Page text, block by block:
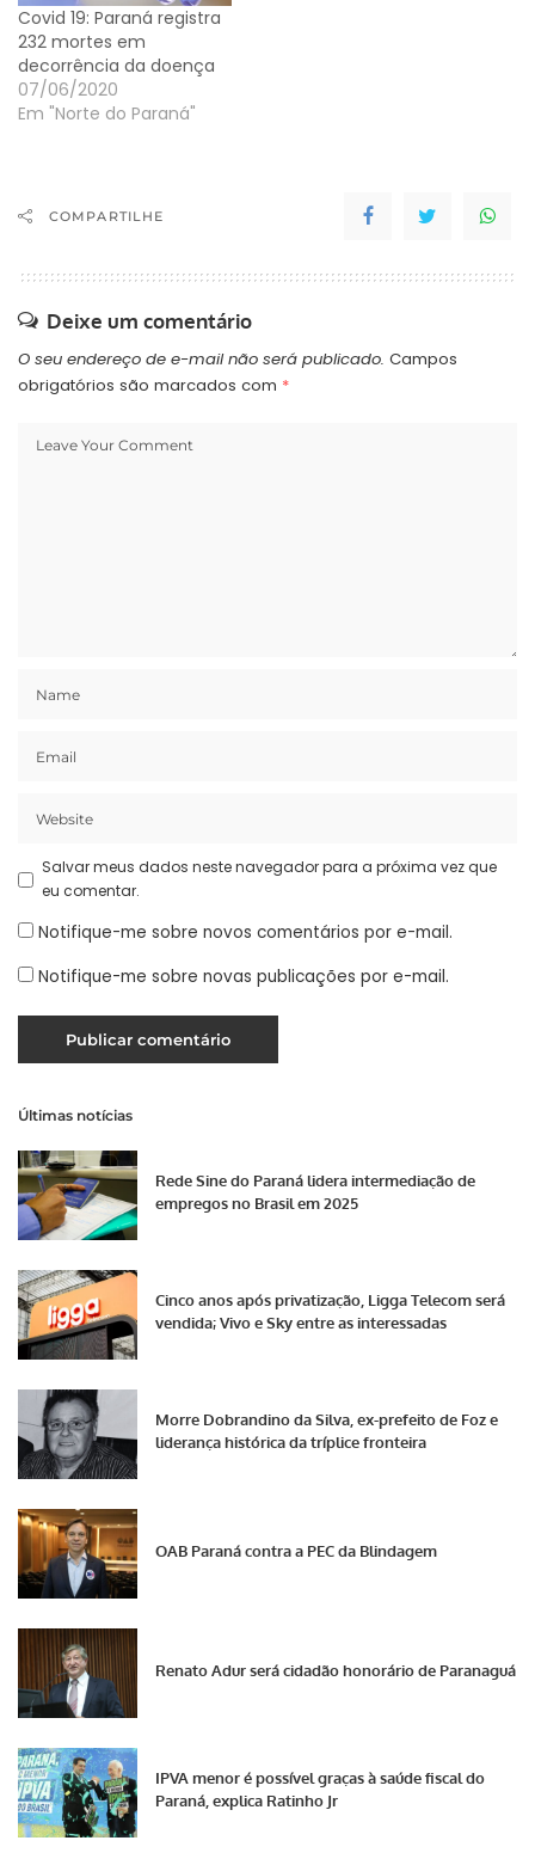
Covid 19: Paraná registra
232 mortes em
decorrência da doença
07/06/2020
Em "Norte do Paraná"
COMPARTILHE
Deixe um comentário
O seu endereço de e-mail não será publicado. Campos
obrigatórios são marcados com *
Salvar meus dados neste navegador para a próxima vez que
eu comentar.
Notifique-me sobre novos comentários por e-mail.
Notifique-me sobre novas publicações por e-mail.
Últimas notícias
Rede Sine do Paraná lidera intermediação de
empregos no Brasil em 2025
Cinco anos após privatização, Ligga Telecom será
vendida; Vivo e Sky entre as interessadas
Morre Dobrandino da Silva, ex-prefeito de Foz e
liderança histórica da tríplice fronteira
OAB Paraná contra a PEC da Blindagem
Renato Adur será cidadão honorário de Paranaguá
IPVA menor é possível graças à saúde fiscal do
Paraná, explica Ratinho Jr